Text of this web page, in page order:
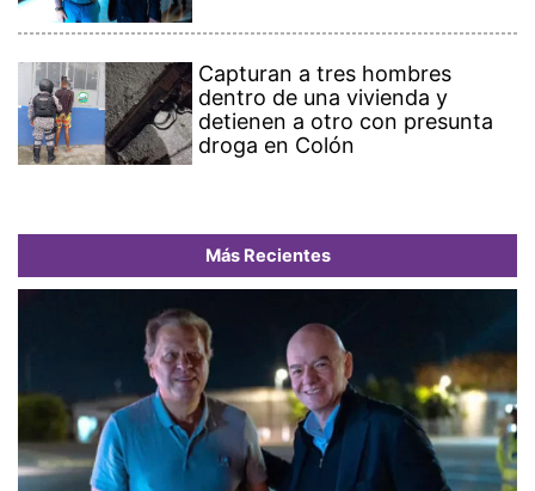
Capturan a tres hombres
dentro de una vivienda y
detienen a otro con presunta
droga en Colón
Más Recientes